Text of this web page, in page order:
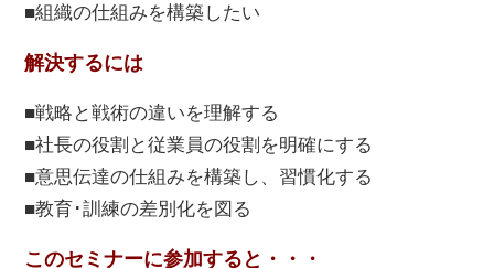
■組織の仕組みを構築したい
解決するには
■戦略と戦術の違いを理解する
■社長の役割と従業員の役割を明確にする
■意思伝達の仕組みを構築し、習慣化する
■教育･訓練の差別化を図る
このセミナーに参加すると・・・